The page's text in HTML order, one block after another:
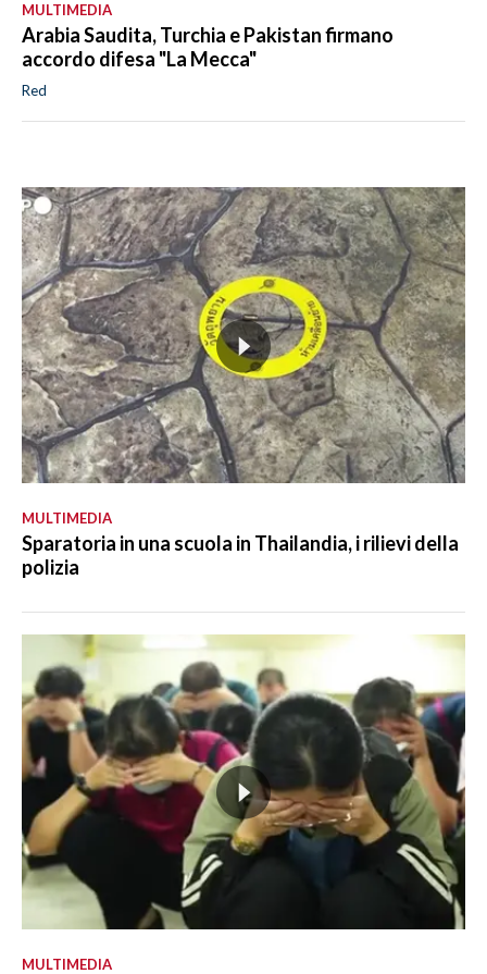
MULTIMEDIA
Arabia Saudita, Turchia e Pakistan firmano
accordo difesa "La Mecca"
Red
MULTIMEDIA
Sparatoria in una scuola in Thailandia, i rilievi della
polizia
MULTIMEDIA